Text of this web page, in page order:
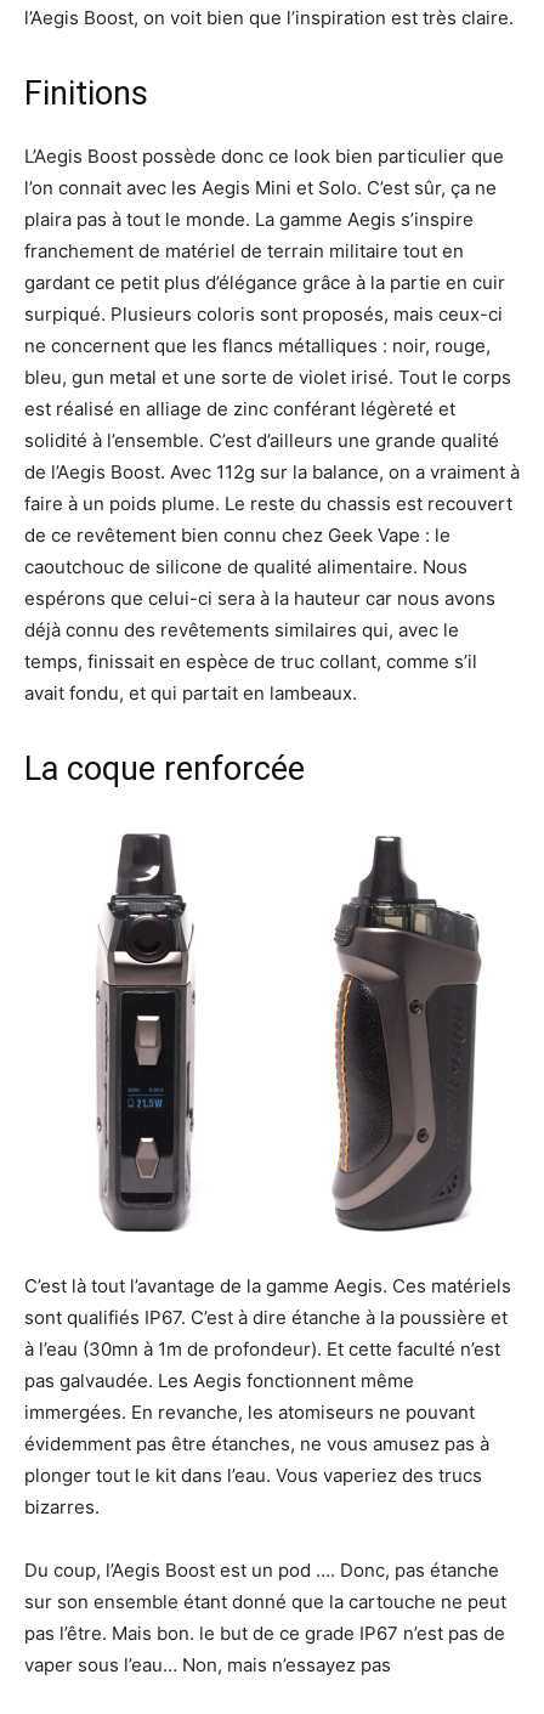
l’Aegis Boost, on voit bien que l’inspiration est très claire.
Finitions
L’Aegis Boost possède donc ce look bien particulier que
l’on connait avec les Aegis Mini et Solo. C’est sûr, ça ne
plaira pas à tout le monde. La gamme Aegis s’inspire
franchement de matériel de terrain militaire tout en
gardant ce petit plus d’élégance grâce à la partie en cuir
surpiqué. Plusieurs coloris sont proposés, mais ceux-ci
ne concernent que les flancs métalliques : noir, rouge,
bleu, gun metal et une sorte de violet irisé. Tout le corps
est réalisé en alliage de zinc conférant légèreté et
solidité à l’ensemble. C’est d’ailleurs une grande qualité
de l’Aegis Boost. Avec 112g sur la balance, on a vraiment à
faire à un poids plume. Le reste du chassis est recouvert
de ce revêtement bien connu chez Geek Vape : le
caoutchouc de silicone de qualité alimentaire. Nous
espérons que celui-ci sera à la hauteur car nous avons
déjà connu des revêtements similaires qui, avec le
temps, finissait en espèce de truc collant, comme s’il
avait fondu, et qui partait en lambeaux.
La coque renforcée
C’est là tout l’avantage de la gamme Aegis. Ces matériels
sont qualifiés IP67. C’est à dire étanche à la poussière et
à l’eau (30mn à 1m de profondeur). Et cette faculté n’est
pas galvaudée. Les Aegis fonctionnent même
immergées. En revanche, les atomiseurs ne pouvant
évidemment pas être étanches, ne vous amusez pas à
plonger tout le kit dans l’eau. Vous vaperiez des trucs
bizarres.
Du coup, l’Aegis Boost est un pod …. Donc, pas étanche
sur son ensemble étant donné que la cartouche ne peut
pas l’être. Mais bon. le but de ce grade IP67 n’est pas de
vaper sous l’eau… Non, mais n’essayez pas